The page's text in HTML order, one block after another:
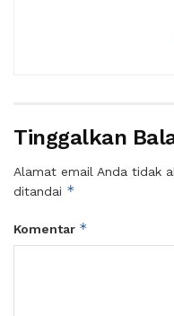
Tinggalkan
Alamat email Anda tidak
ditandai *
Komentar *